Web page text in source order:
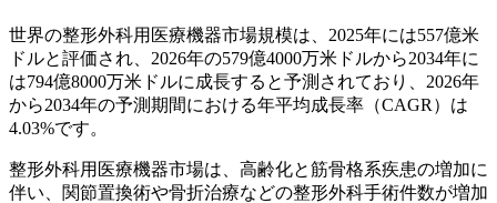
世界の整形外科用医療機器市場規模は、2025年には557億米
ドルと評価され、2026年の579億4000万米ドルから2034年に
は794億8000万米ドルに成長すると予測されており、2026年
から2034年の予測期間における年平均成長率（CAGR）は
4.03%です。
整形外科用医療機器市場は、高齢化と筋骨格系疾患の増加に
伴い、関節置換術や骨折治療などの整形外科手術件数が増加